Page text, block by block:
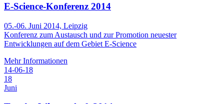
E-Science-Konferenz 2014
05.-06. Juni 2014, Leipzig
Konferenz zum Austausch und zur Promotion neuester
Entwicklungen auf dem Gebiet E-Science
Mehr Informationen
14-06-18
18
Juni